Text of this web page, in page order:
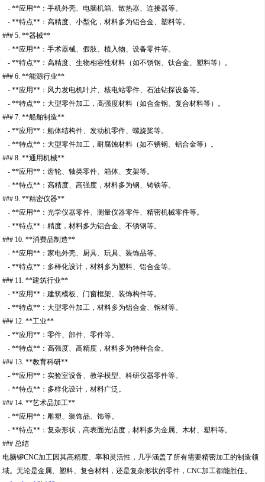
- **应用**：手机外壳、电脑机箱、散热器、连接器等。
- **特点**：高精度、小型化，材料多为铝合金、塑料等。
### 5. **器械**
- **应用**：手术器械、假肢、植入物、设备零件等。
- **特点**：高精度、生物相容性材料（如不锈钢、钛合金、塑料等）。
### 6. **能源行业**
- **应用**：风力发电机叶片、核电站零件、石油钻探设备等。
- **特点**：大型零件加工，高强度材料（如合金钢、复合材料等）。
### 7. **船舶制造**
- **应用**：船体结构件、发动机零件、螺旋桨等。
- **特点**：大型零件加工，耐腐蚀材料（如不锈钢、铝合金等）。
### 8. **通用机械**
- **应用**：齿轮、轴类零件、箱体、支架等。
- **特点**：高精度、高强度，材料多为钢、铸铁等。
### 9. **精密仪器**
- **应用**：光学仪器零件、测量仪器零件、精密机械零件等。
- **特点**：精度，材料多为铝合金、不锈钢等。
### 10. **消费品制造**
- **应用**：家电外壳、厨具、玩具、装饰品等。
- **特点**：多样化设计，材料多为塑料、铝合金等。
### 11. **建筑行业**
- **应用**：建筑模板、门窗框架、装饰构件等。
- **特点**：大型零件加工，材料多为铝合金、钢材等。
### 12. **工业**
- **应用**：零件、部件、零件等。
- **特点**：高强度、高精度，材料多为特种合金。
### 13. **教育科研**
- **应用**：实验室设备、教学模型、科研仪器零件等。
- **特点**：多样化设计，材料广泛。
### 14. **艺术品加工**
- **应用**：雕塑、装饰品、饰等。
- **特点**：复杂形状，高表面光洁度，材料多为金属、木材、塑料等。
### 总结
电脑锣CNC加工因其高精度、率和灵活性，几乎涵盖了所有需要精密加工的制造领
域。无论是金属、塑料、复合材料，还是复杂形状的零件，CNC加工都能胜任。